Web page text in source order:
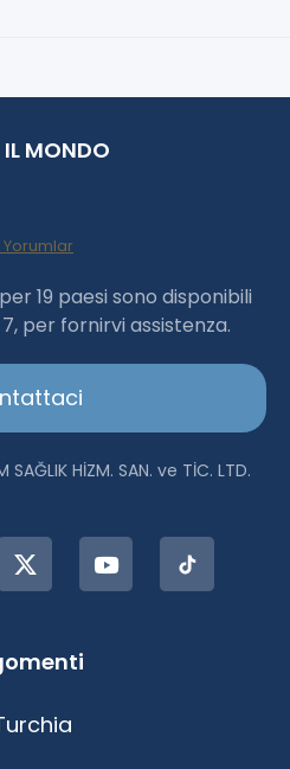
MONDO
Istanbul |Dr.Acar aus
19 paesi sono disponibili
per fornirvi assistenza.
SAĞLIK HİZM. SAN. ve TİC. LTD.